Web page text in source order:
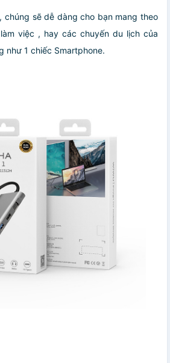
chúng sẽ dễ dàng cho bạn mang theo
việc , hay các chuyến du lịch của
như 1 chiếc Smartphone.